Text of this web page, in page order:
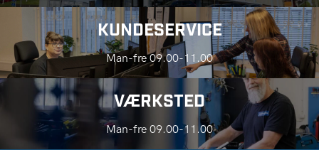
KUNDESERVICE
Man-fre 09.00-11.00
VÆRKSTED
Man-fre 09.00-11.00